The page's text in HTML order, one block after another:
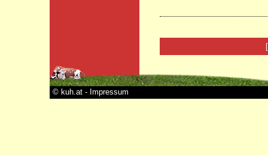
© kuh.at - Impressum